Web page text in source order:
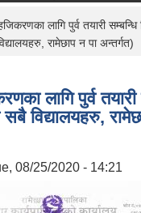
लागि पुर्व तयारी
रामेछाप न पा अन्तर्गत)
लागि पुर्व तयारी
विद्यालयहरु,
08/25/2020 - 14:21